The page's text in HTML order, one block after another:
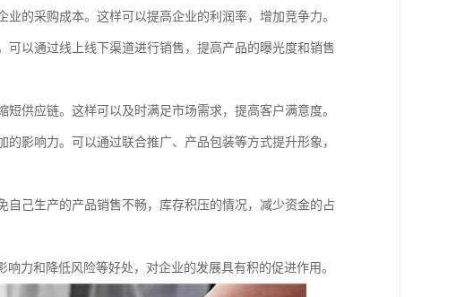
的采购成本。这样可以提高企业的利润率，增加竞争力。
以通过线上线下渠道进行销售，提高产品的曝光度和销售
供应链。这样可以及时满足市场需求，提高客户满意度。
影响力。可以通过联合推广、产品包装等方式提升形象，
己生产的产品销售不畅，库存积压的情况，减少资金的占
力和降低风险等好处，对企业的发展具有积的促进作用。